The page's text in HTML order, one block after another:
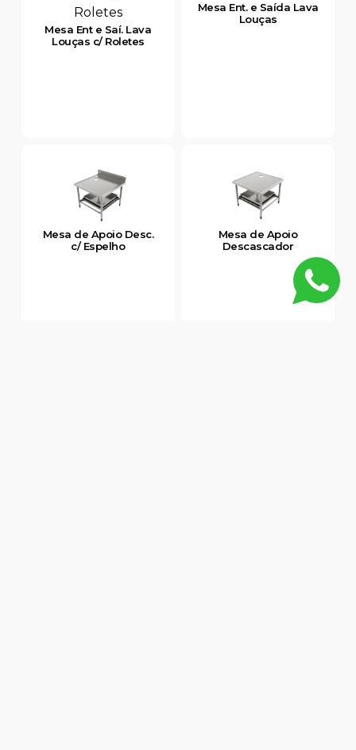
Mesa Ent e Saí. Lava
Louças c/ Roletes
Mesa Ent. e Saída Lava
Louças
Mesa de Apoio Desc.
c/ Espelho
Mesa de Apoio
Descascador